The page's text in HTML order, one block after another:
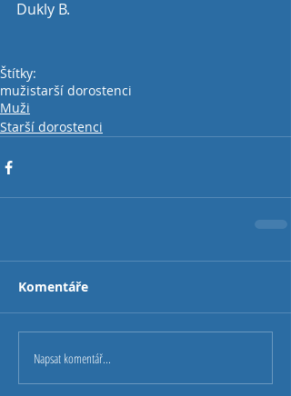
Dukly B.
Štítky:
mužistarší dorostenci
Muži
Starší dorostenci
Komentáře
Napsat komentář...